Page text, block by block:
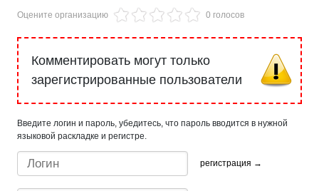
Оцените организацию 0 голосов
Комментировать могут только
зарегистрированные пользователи
Введите логин и пароль, убедитесь, что пароль вводится в нужной
языковой раскладке и регистре.
регистрация →